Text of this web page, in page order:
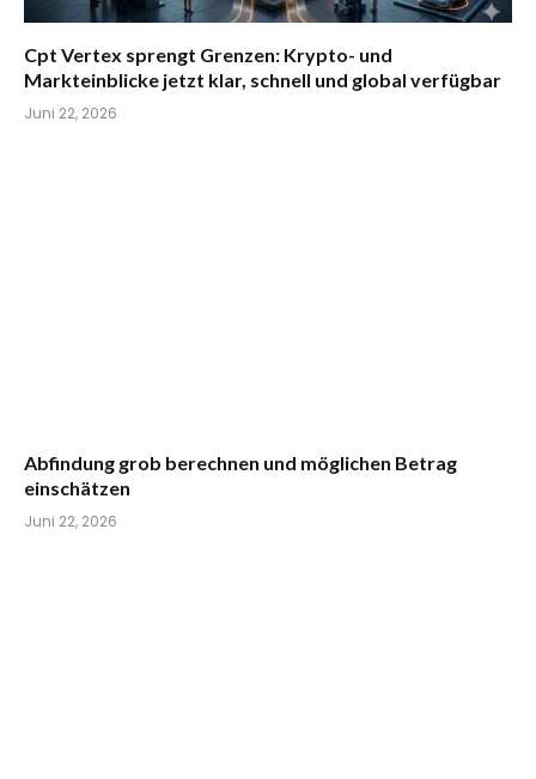
Cpt Vertex sprengt Grenzen: Krypto- und
Markteinblicke jetzt klar, schnell und global verfügbar
Juni 22, 2026
Abfindung grob berechnen und möglichen Betrag
einschätzen
Juni 22, 2026